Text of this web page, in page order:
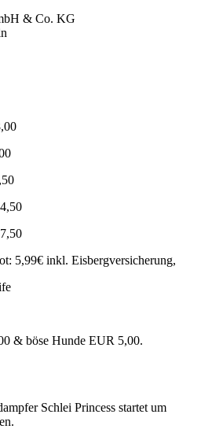
& Co. KG
5,99€ inkl. Eisbergversicherung,
& böse Hunde EUR 5,00.
Schlei Princess startet um